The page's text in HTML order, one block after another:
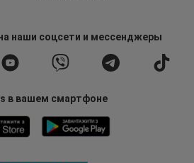
наши соцсети и мессенджеры
в вашем смартфоне